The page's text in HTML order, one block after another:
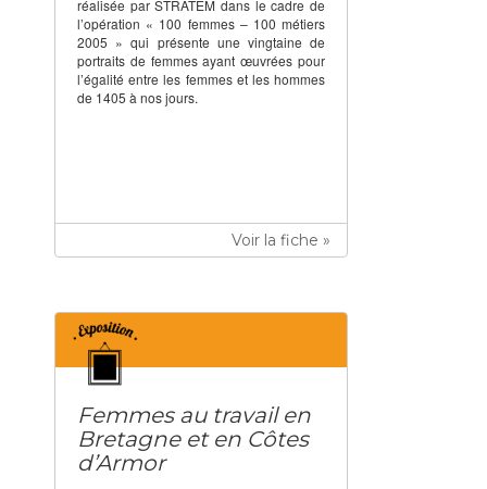
réalisée par STRATEM dans le cadre de
l’opération « 100 femmes – 100 métiers
2005 » qui présente une vingtaine de
portraits de femmes ayant œuvrées pour
l’égalité entre les femmes et les hommes
de 1405 à nos jours.
Voir la fiche »
Femmes au travail en
Bretagne et en Côtes
d’Armor